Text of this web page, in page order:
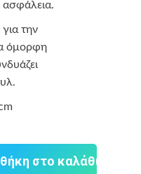
ασφάλεια.
την
όμορφη
στο καλάθι